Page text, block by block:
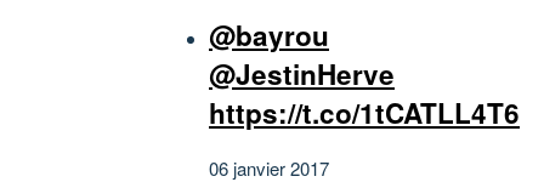
@bayrou
@JestinHerve
https://t.co/1tCATLL4T6
06 janvier 2017